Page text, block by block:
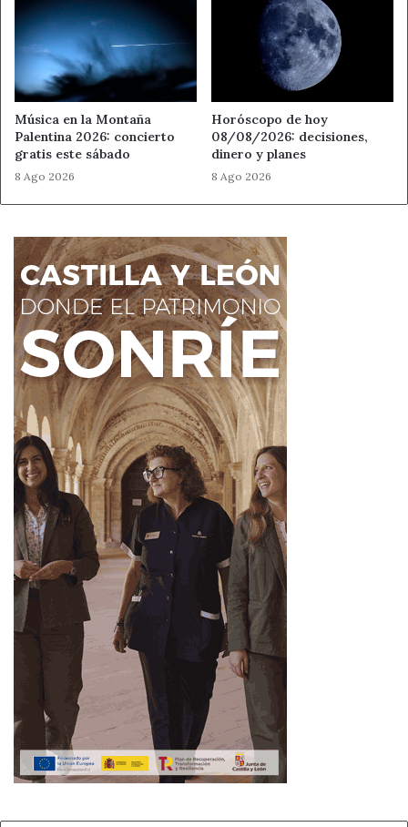
Música en la Montaña
Palentina 2026: concierto
gratis este sábado
8 Ago 2026
Horóscopo de hoy
08/08/2026: decisiones,
dinero y planes
8 Ago 2026